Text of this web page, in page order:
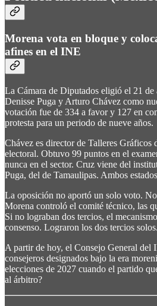
Morena vota en bloque y
afines en el INE
La Cámara de Diputados eligió el 21
Denisse Puga y Arturo Chávez como
votación fue de 334 a favor y 127 en
protesta para un periodo de nueve años.
Chávez es director de Talleres Gráficos
electoral. Obtuvo 99 puntos en el
nunca en el sector. Cruz viene del
Puga, del de Tamaulipas. Ambos
La oposición no aportó un solo voto.
Morena controló el comité técnico, las
Si no lograban dos tercios, el
consenso. Lograron los dos tercios solos.
A partir de hoy, el Consejo General del
consejeros designados bajo la era
elecciones de 2027 cuando el partido
al árbitro?